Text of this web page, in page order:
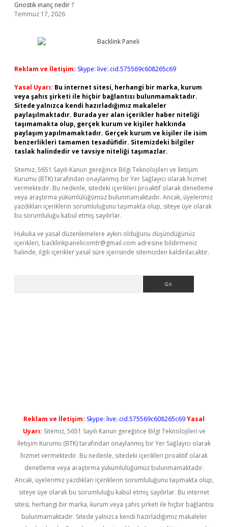
Gnostik inanç nedir ?
Temmuz 17, 2026
Reklam ve İletişim: Skype: live:.cid.575569c608265c69
Yasal Uyarı: Bu internet sitesi, herhangi bir marka, kurum
veya şahıs şirketi ile hiçbir bağlantısı bulunmamaktadır.
Sitede yalnızca kendi hazırladığımız makaleler
paylaşılmaktadır. Burada yer alan içerikler haber niteliği
taşımamakta olup, gerçek kurum ve kişiler hakkında
paylaşım yapılmamaktadır. Gerçek kurum ve kişiler ile isim
benzerlikleri tamamen tesadüfidir. Sitemizdeki bilgiler
taslak halindedir ve tavsiye niteliği taşımazlar.
Sitemiz, 5651 Sayılı Kanun gereğince Bilgi Teknolojileri ve İletişim
Kurumu (BTK) tarafından onaylanmış bir Yer Sağlayıcı olarak hizmet
vermektedir. Bu nedenle, sitedeki içerikleri proaktif olarak denetleme
veya araştırma yükümlülüğümüz bulunmamaktadır. Ancak, üyelerimiz
yazdıkları içeriklerin sorumluluğunu taşımakta olup, siteye üye olarak
bu sorumluluğu kabul etmiş sayılırlar.
Hukuka ve yasal düzenlemelere aykırı olduğunu düşündüğünüz
içerikleri, backlinkpanelicomtr@gmail.com adresine bildirmeniz
halinde, ilgili içerikler yasal süre içerisinde sitemizden kaldırılacaktır.
Reklam ve İletişim: Skype: live:.cid.575569c608265c69Yasal
Uyarı: Sitemiz, 5651 Sayılı Kanun gereğince Bilgi Teknolojileri ve
İletişim Kurumu (BTK) tarafından onaylanmış bir Yer Sağlayıcı olarak
hizmet vermektedir. Bu nedenle, sitedeki içerikleri proaktif olarak
denetleme veya araştırma yükümlülüğümüz bulunmamaktadır.
Ancak, üyelerimiz yazdıkları içeriklerin sorumluluğunu taşımakta olup,
siteye üye olarak bu sorumluluğu kabul etmiş sayılırlar. Bu internet
sitesi, herhangi bir marka, kurum veya şahıs şirketi ile hiçbir bağlantısı
bulunmamaktadır. Sitede yalnızca kendi hazırladığımız makaleler